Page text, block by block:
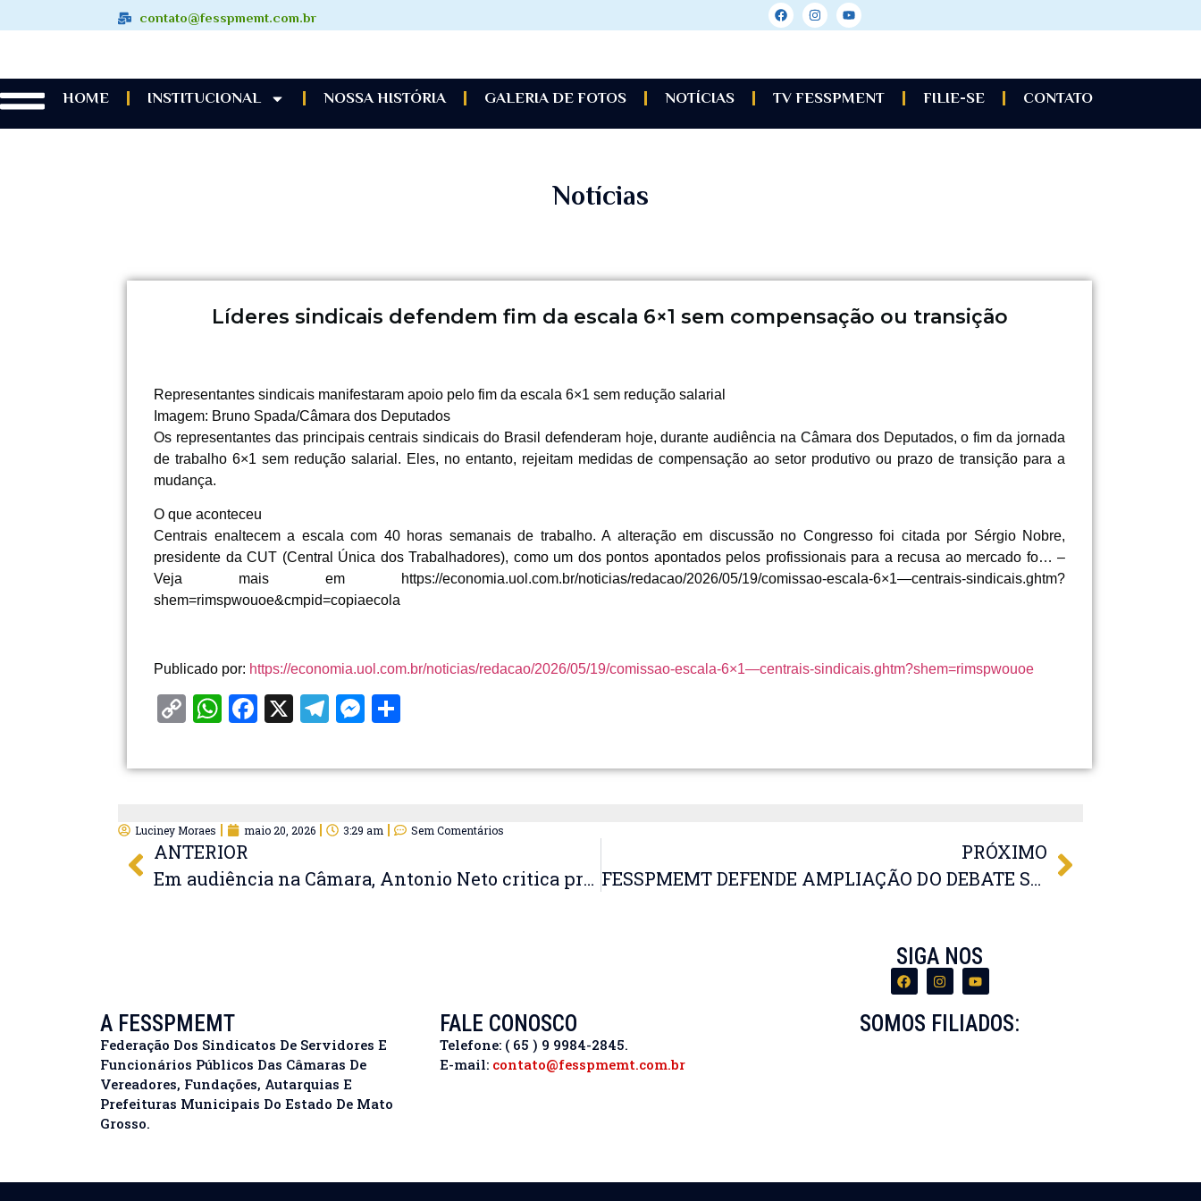
contato@fesspmemt.com.br
HOME INSTITUCIONAL NOSSA HISTÓRIA GALERIA DE FOTOS NOTÍCIAS TV FESSPMENT FILIE-SE CONTATO
Notícias
Líderes sindicais defendem fim da escala 6×1 sem compensação ou transição
Representantes sindicais manifestaram apoio pelo fim da escala 6×1 sem redução salarial
Imagem: Bruno Spada/Câmara dos Deputados
Os representantes das principais centrais sindicais do Brasil defenderam hoje, durante audiência na Câmara dos Deputados, o fim da jornada
de trabalho 6×1 sem redução salarial. Eles, no entanto, rejeitam medidas de compensação ao setor produtivo ou prazo de transição para a
mudança.
O que aconteceu
Centrais enaltecem a escala com 40 horas semanais de trabalho. A alteração em discussão no Congresso foi citada por Sérgio Nobre,
presidente da CUT (Central Única dos Trabalhadores), como um dos pontos apontados pelos profissionais para a recusa ao mercado fo… –
Veja mais em https://economia.uol.com.br/noticias/redacao/2026/05/19/comissao-escala-6×1—centrais-sindicais.ghtm?
shem=rimspwouoe&cmpid=copiaecola
Publicado por: https://economia.uol.com.br/noticias/redacao/2026/05/19/comissao-escala-6×1—centrais-sindicais.ghtm?shem=rimspwouoe
CopyWhatsApp
Facebook
X Telegram
Messenger
Luciney Moraes maio 20, 2026 3:29 am Sem Comentários
ANTERIOR
Em audiência na Câmara, Antonio Neto critica proposta que altera PEC do fim da escala 6×1
PRÓXIMO
FESSPMEMT DEFENDE AMPLIAÇÃO DO DEBATE SOBRE O ENDIVIDAMENTO DOS SERVIDORES MUNICIPAIS
SIGA NOS
A FESSPMEMT
Federação Dos Sindicatos De Servidores E
Funcionários Públicos Das Câmaras De
Vereadores, Fundações, Autarquias E
Prefeituras Municipais Do Estado De Mato
Grosso.
FALE CONOSCO
Telefone: ( 65 ) 9 9984-2845.
E-mail: contato@fesspmemt.com.br
SOMOS FILIADOS: